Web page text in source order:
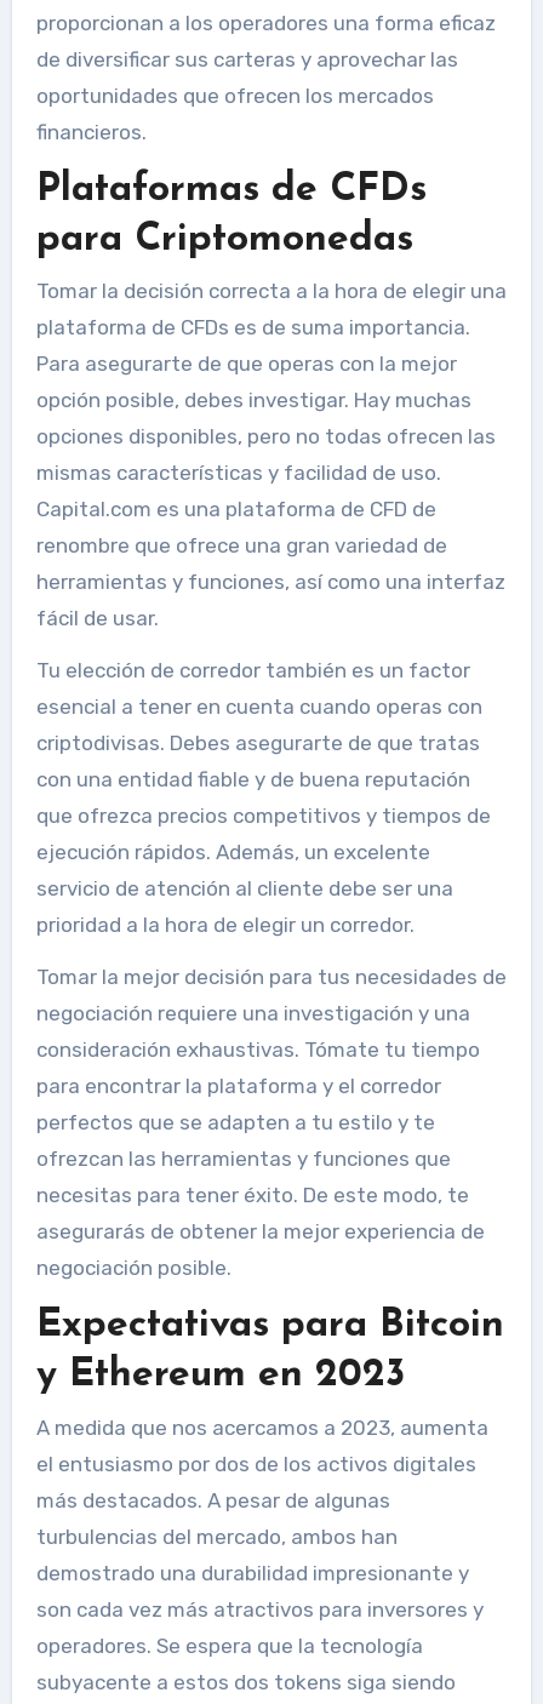
proporcionan a los operadores una forma eficaz
de diversificar sus carteras y aprovechar las
oportunidades que ofrecen los mercados
financieros.
Plataformas de CFDs
para Criptomonedas
Tomar la decisión correcta a la hora de elegir una
plataforma de CFDs es de suma importancia.
Para asegurarte de que operas con la mejor
opción posible, debes investigar. Hay muchas
opciones disponibles, pero no todas ofrecen las
mismas características y facilidad de uso.
Capital.com es una plataforma de CFD de
renombre que ofrece una gran variedad de
herramientas y funciones, así como una interfaz
fácil de usar.
Tu elección de corredor también es un factor
esencial a tener en cuenta cuando operas con
criptodivisas. Debes asegurarte de que tratas
con una entidad fiable y de buena reputación
que ofrezca precios competitivos y tiempos de
ejecución rápidos. Además, un excelente
servicio de atención al cliente debe ser una
prioridad a la hora de elegir un corredor.
Tomar la mejor decisión para tus necesidades de
negociación requiere una investigación y una
consideración exhaustivas. Tómate tu tiempo
para encontrar la plataforma y el corredor
perfectos que se adapten a tu estilo y te
ofrezcan las herramientas y funciones que
necesitas para tener éxito. De este modo, te
asegurarás de obtener la mejor experiencia de
negociación posible.
Expectativas para Bitcoin
y Ethereum en 2023
A medida que nos acercamos a 2023, aumenta
el entusiasmo por dos de los activos digitales
más destacados. A pesar de algunas
turbulencias del mercado, ambos han
demostrado una durabilidad impresionante y
son cada vez más atractivos para inversores y
operadores. Se espera que la tecnología
subyacente a estos dos tokens siga siendo